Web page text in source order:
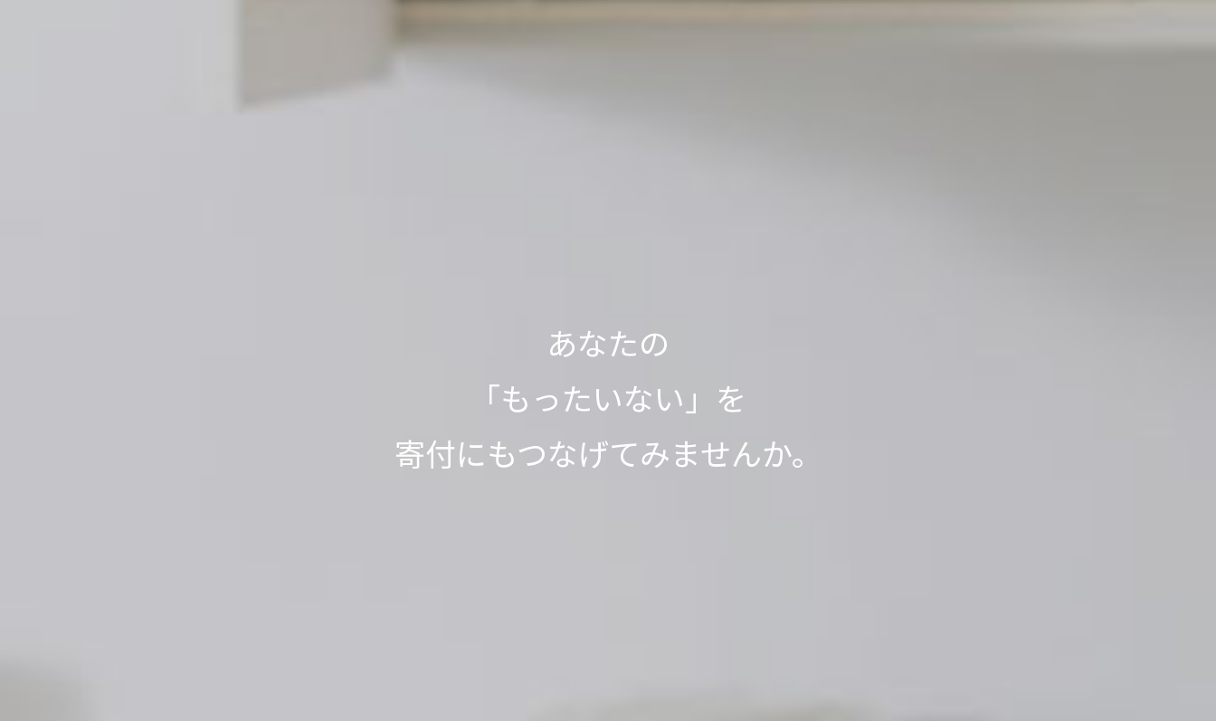
「もったいない」が
世界の
「ありがとう」につながっています。
不用品を送って1,000L分、SNSシェアで100L分の
水をきれいにする浄化剤を寄付する
取り組みを実施中です。
あなたの
「もったいない」を
寄付にもつなげてみませんか。
あなたの不用品が世界の人々の役に立っています。
「もったいない運送」は、
身の回りのスッキリが社会貢献につながるサービスです。
今日も寄付で
見知らぬ誰かの笑顔が
生まれました。
「もったいない」が
世界の
「ありがとう」につながっています。
不用品を送って1,000L分、SNSシェアで100L分の
水をきれいにする浄化剤を寄付する
取り組みを実施中です。